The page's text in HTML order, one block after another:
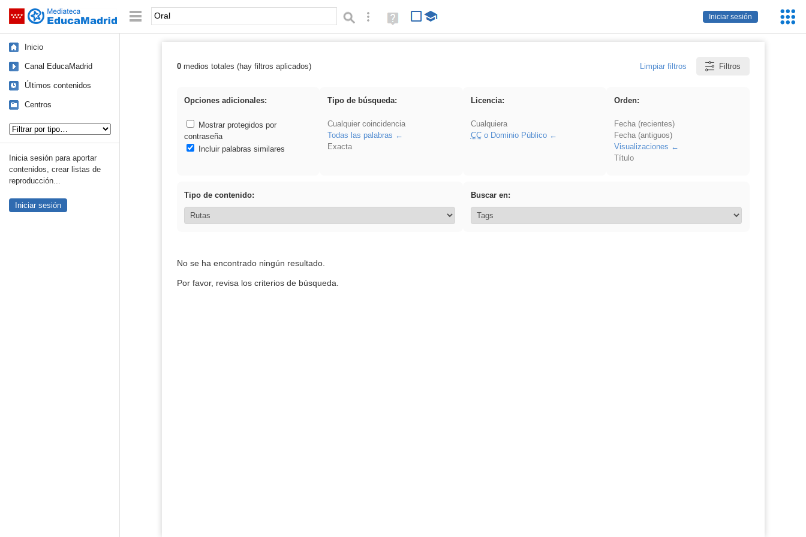
Saltar navegación
Iniciar sesión
Palabra o frase: Búsqueda avanzada
Ayuda
(en
Inicio
Canal EducaMadrid
Últimos contenidos
Centros
Inicia sesión para aportar
contenidos, crear listas de
reproducción...
Iniciar sesión
Resultados de: Oral
0medios totales (hay filtros aplicados) Limpiar filtros Filtros
Opciones adicionales:
Mostrar protegidos por
contraseña
Incluir palabras similares
Tipo de búsqueda:
Cualquier coincidencia
Todas las palabras
Exacta
Licencia:
Cualquiera
CCo Dominio Público
Orden:
Fecha (recientes)
Fecha (antiguos)
Visualizaciones
Título
Tipo de contenido: Buscar en:
No se ha encontrado ningún resultado.
Por favor, revisa los criterios de búsqueda.